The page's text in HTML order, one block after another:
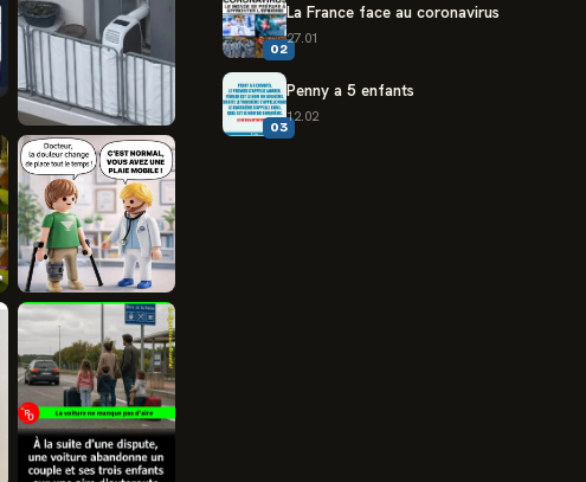
02
La France face au coronavirus
27.01
03
Penny a 5 enfants
12.02